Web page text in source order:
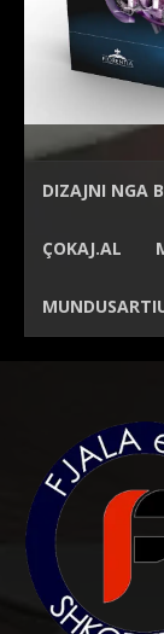
DIZAJNI NGA
ÇOKAJ.AL